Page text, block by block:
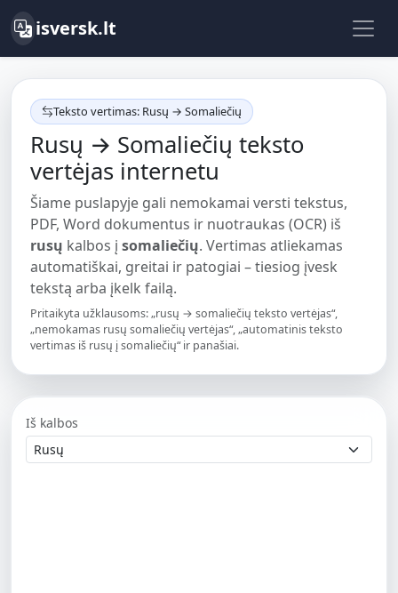
isversk.lt
Teksto vertimas: Rusų → Somaliečių
Rusų → Somaliečių teksto
vertėjas internetu
Šiame puslapyje gali nemokamai versti tekstus,
PDF, Word dokumentus ir nuotraukas (OCR) iš
rusų kalbos į somaliečių. Vertimas atliekamas
automatiškai, greitai ir patogiai – tiesiog įvesk
tekstą arba įkelk failą.
Pritaikyta užklausoms: „rusų → somaliečių teksto vertėjas“,
„nemokamas rusų somaliečių vertėjas“, „automatinis teksto
vertimas iš rusų į somaliečių“ ir panašiai.
Iš kalbos